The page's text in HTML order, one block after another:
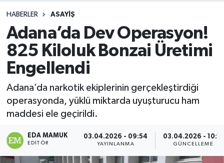
HABERLER ASAYIŞ
Adana’da Dev Operasyon!
825 Kiloluk Bonzai Üretimi
Engellendi
Adana’da narkotik ekiplerinin gerçekleştirdiği
operasyonda, yüklü miktarda uyuşturucu ham
maddesi ele geçirildi.
EDA MAMUK
EDITÖR
03.04.2026 - 09:54
YAYINLANMA
03.04.2026 - 10:11
GÜNCELLEME